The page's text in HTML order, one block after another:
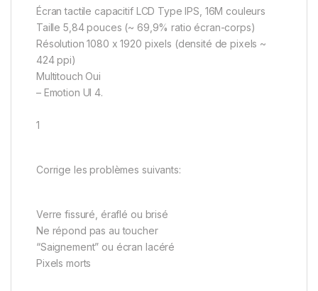
Écran tactile capacitif LCD Type IPS, 16M couleurs
Taille 5,84 pouces (~ 69,9% ratio écran-corps)
Résolution 1080 x 1920 pixels (densité de pixels ~
424 ppi)
Multitouch Oui
– Emotion UI 4.
1
Corrige les problèmes suivants:
Verre fissuré, éraflé ou brisé
Ne répond pas au toucher
“Saignement” ou écran lacéré
Pixels morts